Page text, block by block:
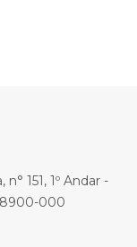
151, 1º Andar -
000